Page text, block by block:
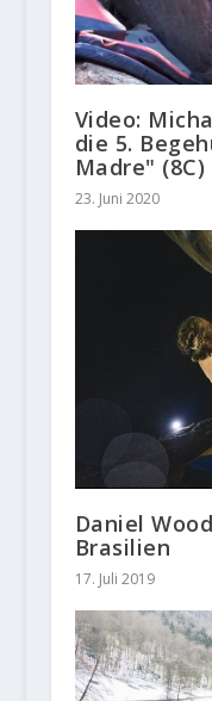
Video:
die 5.
Madre" (8C)
23. Juni 2020
Daniel
Brasilien
17. Juli 2019